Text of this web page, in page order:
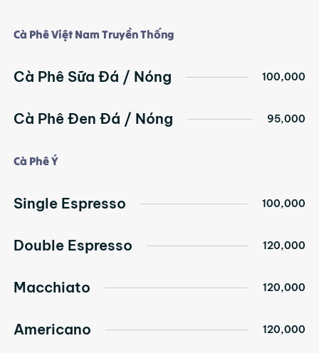
Cà Phê Việt Nam Truyền Thống
Cà Phê Sữa Đá / Nóng 100,000
Cà Phê Đen Đá / Nóng 95,000
Cà Phê Ý
Single Espresso 100,000
Double Espresso 120,000
Macchiato 120,000
Americano 120,000